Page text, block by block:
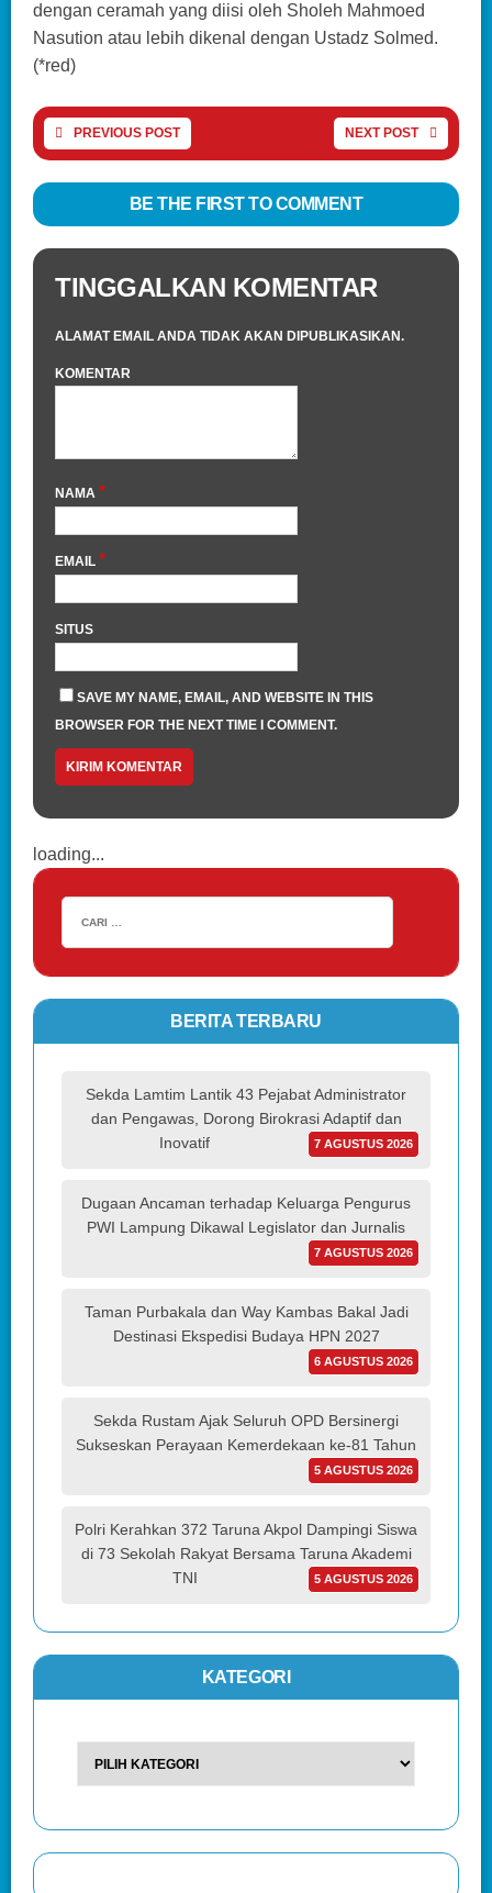
dengan ceramah yang diisi oleh Sholeh Mahmoed
Nasution atau lebih dikenal dengan Ustadz Solmed.
(*red)
PREVIOUS POST NEXT POST
BE THE FIRST TO COMMENT
TINGGALKAN KOMENTAR
ALAMAT EMAIL ANDA TIDAK AKAN DIPUBLIKASIKAN.
KOMENTAR
NAMA *
EMAIL *
SITUS
SAVE MY NAME, EMAIL, AND WEBSITE IN THIS
BROWSER FOR THE NEXT TIME I COMMENT.
loading...
BERITA TERBARU
Sekda Lamtim Lantik 43 Pejabat Administrator
dan Pengawas, Dorong Birokrasi Adaptif dan
Inovatif
7 AGUSTUS 2026
Dugaan Ancaman terhadap Keluarga Pengurus
PWI Lampung Dikawal Legislator dan Jurnalis
7 AGUSTUS 2026
Taman Purbakala dan Way Kambas Bakal Jadi
Destinasi Ekspedisi Budaya HPN 2027
6 AGUSTUS 2026
Sekda Rustam Ajak Seluruh OPD Bersinergi
Sukseskan Perayaan Kemerdekaan ke-81 Tahun
5 AGUSTUS 2026
Polri Kerahkan 372 Taruna Akpol Dampingi Siswa
di 73 Sekolah Rakyat Bersama Taruna Akademi
TNI
5 AGUSTUS 2026
KATEGORI